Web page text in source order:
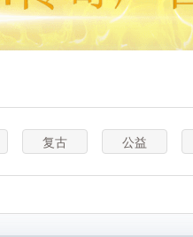
复古 公益